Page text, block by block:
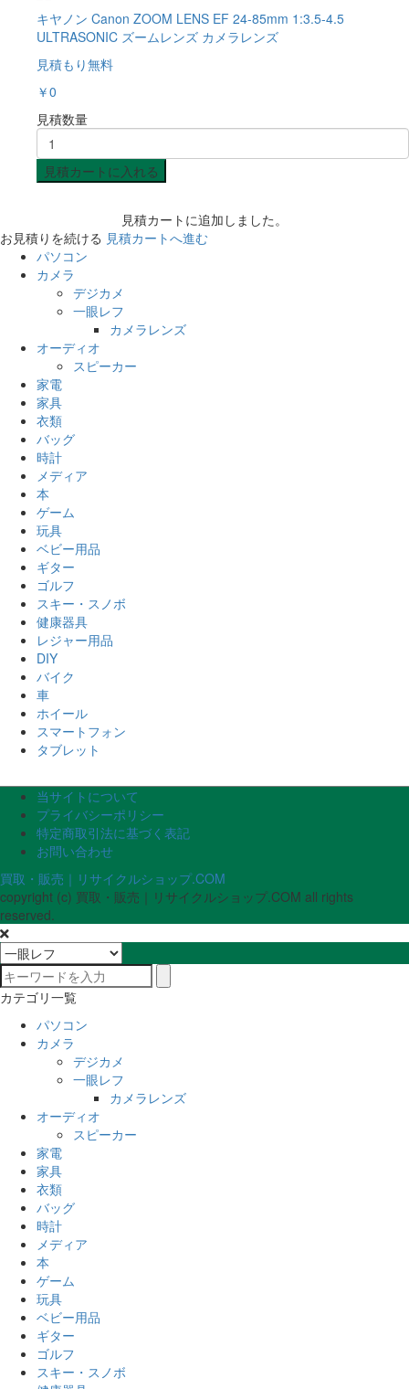
キヤノン Canon ZOOM LENS EF 24-85mm 1:3.5-4.5
ULTRASONIC ズームレンズ カメラレンズ
見積もり無料
￥0
見積数量
見積カートに入れる
見積カートに追加しました。
お見積りを続ける 見積カートへ進む
パソコン
カメラ
デジカメ
一眼レフ
カメラレンズ
オーディオ
スピーカー
家電
家具
衣類
バッグ
時計
メディア
本
ゲーム
玩具
ベビー用品
ギター
ゴルフ
スキー・スノボ
健康器具
レジャー用品
DIY
バイク
車
ホイール
スマートフォン
タブレット
当サイトについて
プライバシーポリシー
特定商取引法に基づく表記
お問い合わせ
買取・販売｜リサイクルショップ.COM
copyright (c) 買取・販売｜リサイクルショップ.COM all rights
reserved.
カテゴリ一覧
パソコン
カメラ
デジカメ
一眼レフ
カメラレンズ
オーディオ
スピーカー
家電
家具
衣類
バッグ
時計
メディア
本
ゲーム
玩具
ベビー用品
ギター
ゴルフ
スキー・スノボ